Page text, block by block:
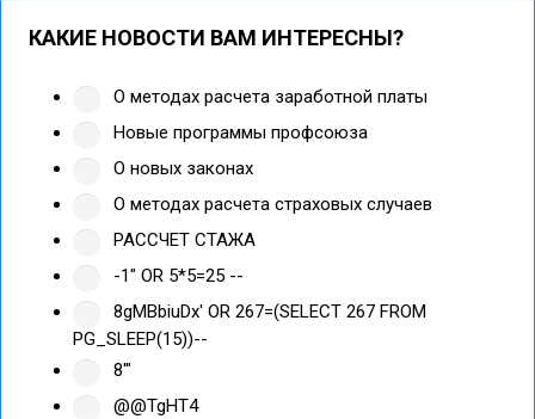
КАКИЕ НОВОСТИ ВАМ ИНТЕРЕСНЫ?
О методах расчета заработной платы
Новые программы профсоюза
О новых законах
О методах расчета страховых случаев
РАССЧЕТ СТАЖА
-1" OR 5*5=25 --
8gMBbiuDx' OR 267=(SELECT 267 FROM
PG_SLEEP(15))--
8'"
@@TgHT4